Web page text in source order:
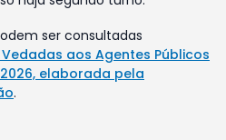
ser consultadas
aos Agentes Públicos
elaborada pela
.